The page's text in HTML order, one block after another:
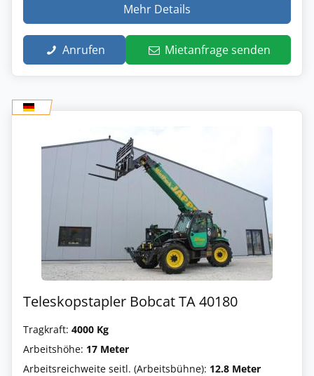
Mehr Details
Anrufen Mietanfrage senden
Teleskopstapler Bobcat TA 40180
Tragkraft: 4000 Kg
Arbeitshöhe: 17 Meter
Arbeitsreichweite seitl. (Arbeitsbühne): 12.8 Meter